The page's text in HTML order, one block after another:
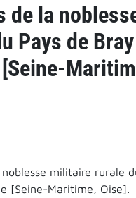
de la
Pays de
militaire rurale
[Seine-Maritime, Oise].